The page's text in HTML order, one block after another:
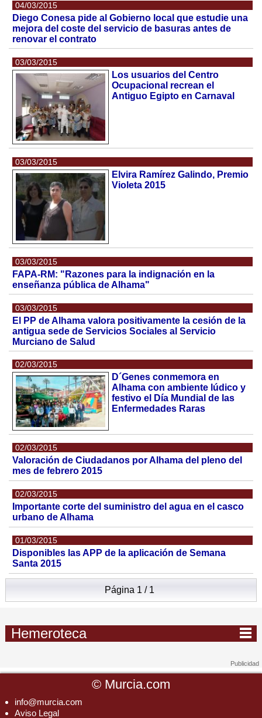
04/03/2015
Diego Conesa pide al Gobierno local que estudie una
mejora del coste del servicio de basuras antes de
renovar el contrato
03/03/2015
Los usuarios del Centro
Ocupacional recrean el
Antiguo Egipto en Carnaval
03/03/2015
Elvira Ramírez Galindo, Premio
Violeta 2015
03/03/2015
FAPA-RM: "Razones para la indignación en la
enseñanza pública de Alhama"
03/03/2015
El PP de Alhama valora positivamente la cesión de la
antigua sede de Servicios Sociales al Servicio
Murciano de Salud
02/03/2015
D´Genes conmemora en
Alhama con ambiente lúdico y
festivo el Día Mundial de las
Enfermedades Raras
02/03/2015
Valoración de Ciudadanos por Alhama del pleno del
mes de febrero 2015
02/03/2015
Importante corte del suministro del agua en el casco
urbano de Alhama
01/03/2015
Disponibles las APP de la aplicación de Semana
Santa 2015
Página 1 / 1
Hemeroteca
© Murcia.com
info@murcia.com
Aviso Legal